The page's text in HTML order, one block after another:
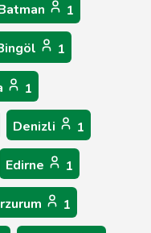
1
1
1
Denizli 1
Edirne 1
1